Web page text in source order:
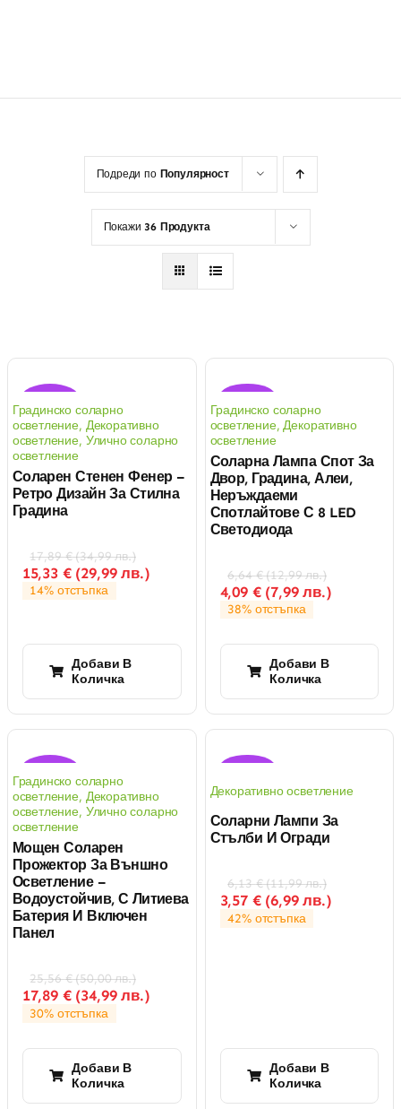
Подреди по Популярност
Покажи 36 Продукта
Оферта!
Градинско соларно
осветление, Декоративно
осветление, Улично соларно
осветление
Соларен Стенен Фенер –
Ретро Дизайн За Стилна
Градина
17,89€ (34,99лв.)
15,33 € (29,99лв.)
14% отстъпка
Добави В
Количка
Оферта!
Градинско соларно
осветление,Декоративно
осветление
Соларна Лампа Спот За
Двор, Градина, Алеи,
Неръждаеми
Спотлайтове С 8 LED
Светодиода
6,64€ (12,99лв.)
4,09 € (7,99лв.)
38% отстъпка
Добави В
Количка
Градинско соларно
осветление, Декоративно
осветление, Улично соларно
осветление
Мощен Соларен
Прожектор За Външно
Осветление –
Водоустойчив, С Литиева
Батерия И Включен
Панел
25,56€ (50,00лв.)
17,89 € (34,99лв.)
30% отстъпка
Добави В
Количка
Декоративно осветление
Соларни Лампи За
Стълби И Огради
6,13€ (11,99лв.)
3,57 € (6,99лв.)
42% отстъпка
Добави В
Количка